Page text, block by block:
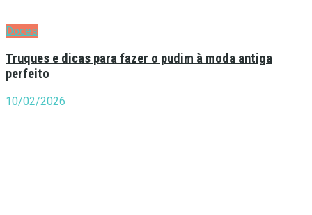
Doces
Truques e dicas para fazer o pudim à moda antiga
perfeito
10/02/2026